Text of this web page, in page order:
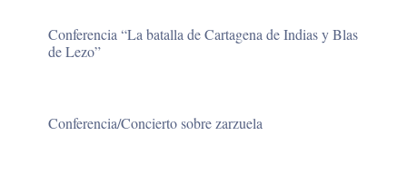
Conferencia “La batalla de Cartagena de Indias y Blas
de Lezo”
Conferencia/Concierto sobre zarzuela